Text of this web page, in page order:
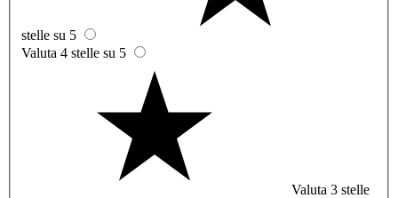
stelle su 5
Valuta 4 stelle su 5
Valuta 3 stelle